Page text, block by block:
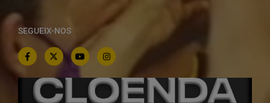
SEGUEIX-NOS